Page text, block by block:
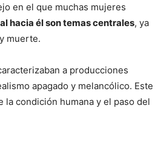
en el que muchas mujeres
hacia él son temas centrales, ya
muerte.
a producciones
apagado y melancólico. Este
condición humana y el paso del